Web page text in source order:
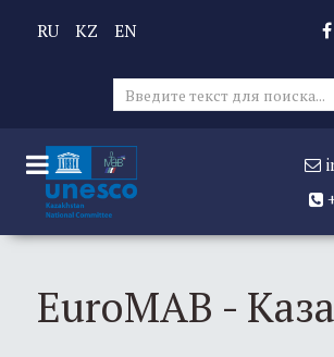
RU KZ EN
EuroMAB -